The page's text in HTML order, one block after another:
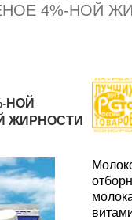
4%-НОЙ
НОЙ
ЖИРНОСТИ